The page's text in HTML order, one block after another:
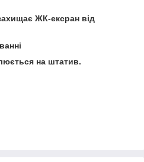
ЖК-ексран від
на штатив.